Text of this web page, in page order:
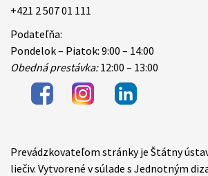
+421 2 507 01 111
Podateľňa:
Pondelok – Piatok: 9:00 – 14:00
Obedná prestávka:12:00 – 13:00
Items
Prevádzkovateľom stránky je Štátny
liečiv. Vytvorené v súlade s Jednotným